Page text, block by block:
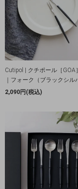
Cutipol | クチポール［GOA
｜フォーク（ブラックシル
2,090円(税込)